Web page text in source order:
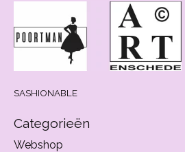
SASHIONABLE
Categorieën
Webshop